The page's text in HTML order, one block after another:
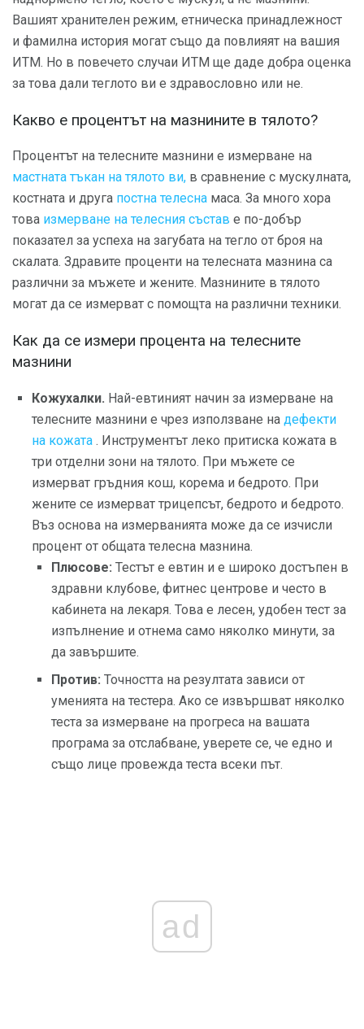
Вашият хранителен режим, етническа принадлежност
и фамилна история могат също да повлияят на вашия
ИТМ. Но в повечето случаи ИТМ ще даде добра оценка
за това дали теглото ви е здравословно или не.
Какво е процентът на мазнините в тялото?
Процентът на телесните мазнини е измерване на
мастната тъкан на тялото ви, в сравнение с мускулната,
костната и друга постна телесна маса. За много хора
това измерване на телесния състав е по-добър
показател за успеха на загубата на тегло от броя на
скалата. Здравите проценти на телесната мазнина са
различни за мъжете и жените. Мазнините в тялото
могат да се измерват с помощта на различни техники.
Как да се измери процента на телесните
мазнини
Кожухалки. Най-евтиният начин за измерване на
телесните мазнини е чрез използване на дефекти
на кожата . Инструментът леко притиска кожата в
три отделни зони на тялото. При мъжете се
измерват гръдния кош, корема и бедрото. При
жените се измерват трицепсът, бедрото и бедрото.
Въз основа на измерванията може да се изчисли
процент от общата телесна мазнина.
Плюсове: Тестът е евтин и е широко достъпен в
здравни клубове, фитнес центрове и често в
кабинета на лекаря. Това е лесен, удобен тест за
изпълнение и отнема само няколко минути, за
да завършите.
Против: Точността на резултата зависи от
уменията на тестера. Ако се извършват няколко
теста за измерване на прогреса на вашата
програма за отслабване, уверете се, че едно и
също лице провежда теста всеки път.
ad